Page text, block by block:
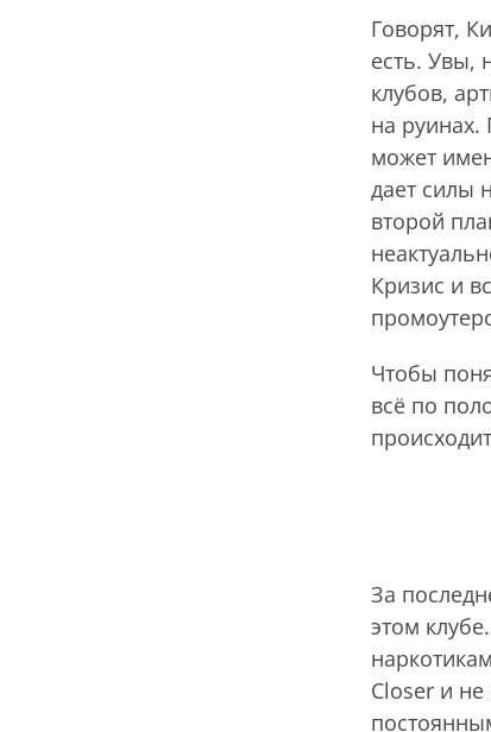
Говорят,
есть. Увы,
клубов,
на руинах.
может
дает силы
второй
Кризис и
Чтобы
всё по
За
этом
Closer и не